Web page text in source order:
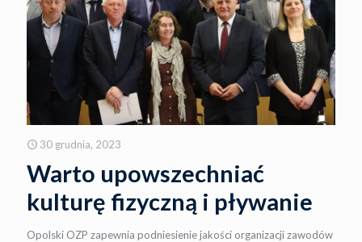
30 grudnia, 2023
Warto upowszechniać
kulturę fizyczną i pływanie
Opolski OZP zapewnia podniesienie jakości organizacji zawodów